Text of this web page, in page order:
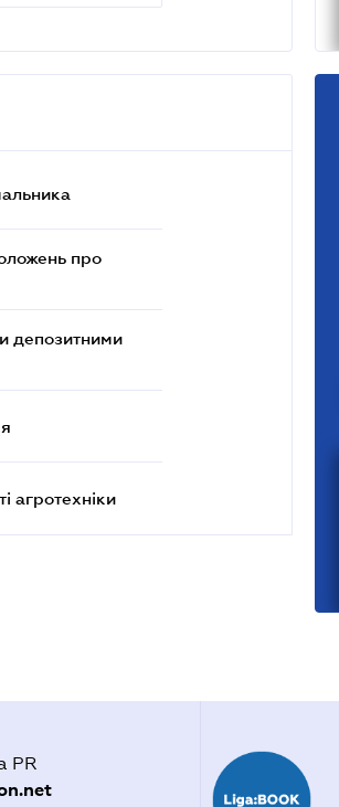
про
депозитними
агротехніки
PR